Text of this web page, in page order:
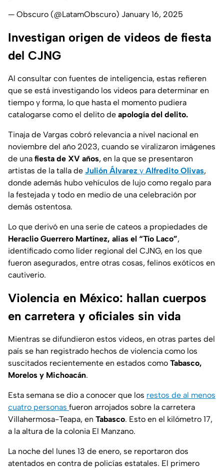
— Obscuro (@LatamObscuro) January 16, 2025
Investigan origen de videos de fiesta
del CJNG
Al consultar con fuentes de inteligencia, estas refieren
que se está investigando los videos para determinar en
tiempo y forma, lo que hasta el momento pudiera
catalogarse como el delito de apología del delito.
Tinaja de Vargas cobró relevancia a nivel nacional en
noviembre del año 2023, cuando se viralizaron imágenes
de una fiesta de XV años, en la que se presentaron
artistas de la talla de Julión Álvarez y Alfredito Olivas,
donde además hubo vehículos de lujo como regalo para
la festejada y todo en medio de una celebración por
demás ostentosa.
Lo que derivó en una serie de cateos a propiedades de
Heraclio Guerrero Martínez, alias el “Tío Laco”,
identificado como líder regional del CJNG, en los que
fueron asegurados, entre otras cosas, felinos exóticos en
cautiverio.
Violencia en México: hallan cuerpos
en carretera y oficiales sin vida
Mientras se difundieron estos videos, en otras partes del
país se han registrado hechos de violencia como los
suscitados recientemente en estados como Tabasco,
Morelos y Michoacán.
Esta semana se dio a conocer que los restos de al menos
cuatro personas fueron arrojados sobre la carretera
Villahermosa-Teapa, en Tabasco. Esto en el kilómetro 17,
a la altura de la colonia El Manzano.
La noche del lunes 13 de enero, se reportaron dos
atentados en contra de policías estatales. El primero